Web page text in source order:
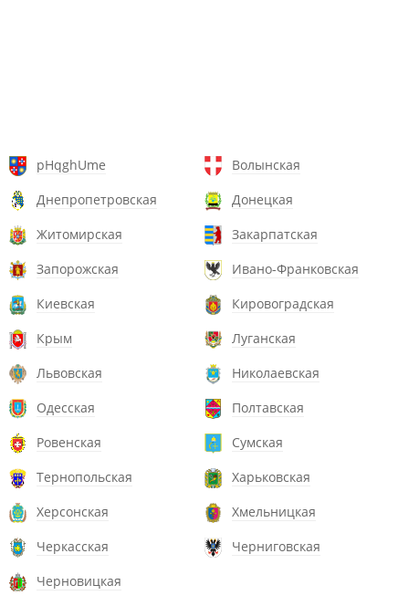
pHqghUme
Волынская
Днепропетровская
Донецкая
Житомирская
Закарпатская
Запорожская
Ивано-Франковская
Киевская
Кировоградская
Крым
Луганская
Львовская
Николаевская
Одесская
Полтавская
Ровенская
Сумская
Тернопольская
Харьковская
Херсонская
Хмельницкая
Черкасская
Черниговская
Черновицкая